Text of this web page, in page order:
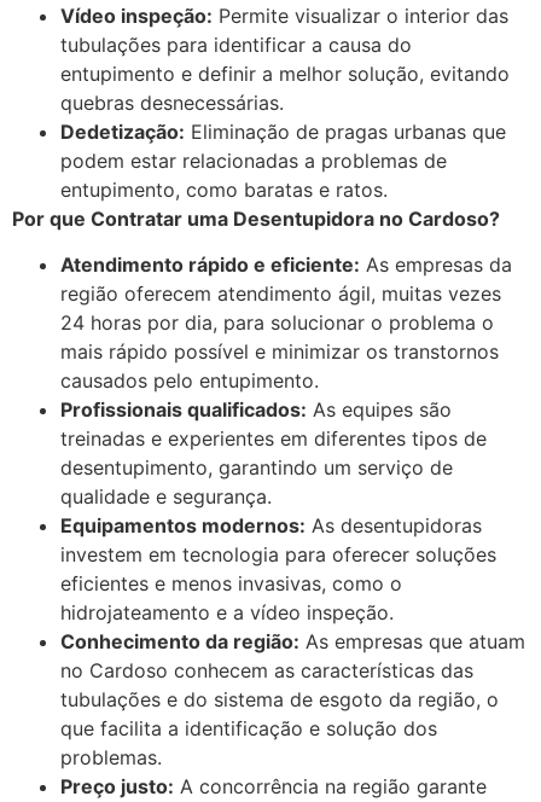
Vídeo inspeção: Permite visualizar o interior das
tubulações para identificar a causa do
entupimento e definir a melhor solução, evitando
quebras desnecessárias.
Dedetização: Eliminação de pragas urbanas que
podem estar relacionadas a problemas de
entupimento, como baratas e ratos.
Por que Contratar uma Desentupidora no Cardoso?
Atendimento rápido e eficiente: As empresas da
região oferecem atendimento ágil, muitas vezes
24 horas por dia, para solucionar o problema o
mais rápido possível e minimizar os transtornos
causados pelo entupimento.
Profissionais qualificados: As equipes são
treinadas e experientes em diferentes tipos de
desentupimento, garantindo um serviço de
qualidade e segurança.
Equipamentos modernos: As desentupidoras
investem em tecnologia para oferecer soluções
eficientes e menos invasivas, como o
hidrojateamento e a vídeo inspeção.
Conhecimento da região: As empresas que atuam
no Cardoso conhecem as características das
tubulações e do sistema de esgoto da região, o
que facilita a identificação e solução dos
problemas.
Preço justo: A concorrência na região garante